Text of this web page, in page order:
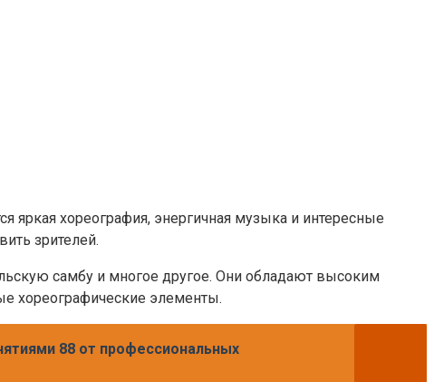
хореография, энергичная музыка и интересные
зрителей.
самбу и многое другое. Они обладают высоким
хореографические элементы.
88 от профессиональных